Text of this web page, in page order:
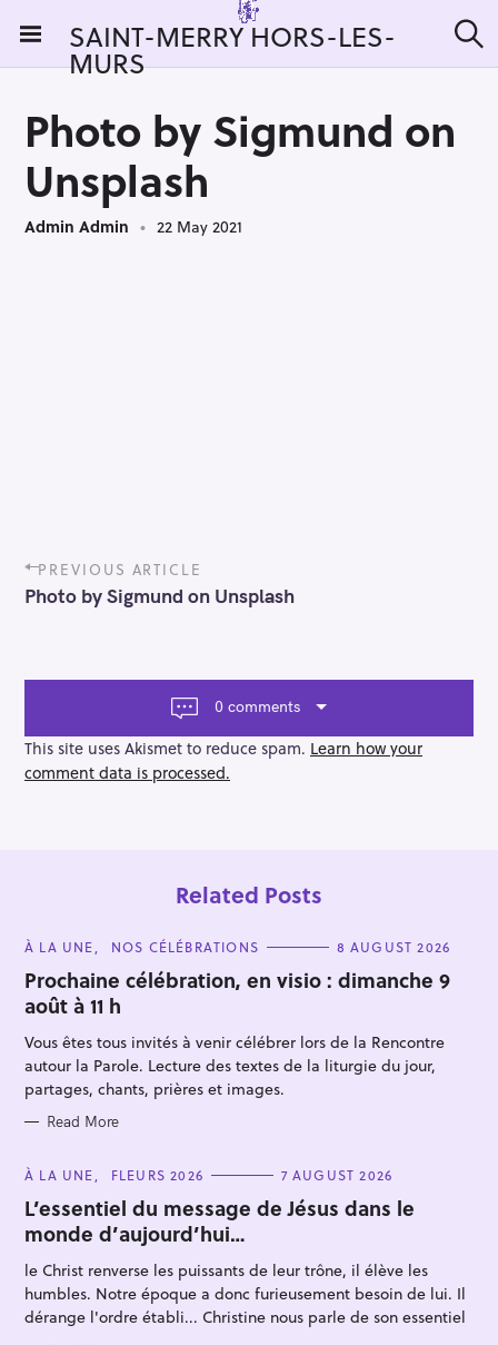
i
SAINT-MERRY HORS-LES-
MURS e
Photo by Sigmund on
Unsplash
Admin Admin 22 May 2021
P
o
s
a
g
a
t
PREVIOUS ARTICLE
Photo by Sigmund on Unsplash
0 comments
This site uses Akismet to reduce spam. Learn how your
comment data is processed.
Related Posts
C
T
E
G
O
R
I
E
S
À LA UNE NOS CÉLÉBRATIONS 8 AUGUST 2026
Prochaine célébration, en visio : dimanche 9
août à 11 h
Vous êtes tous invités à venir célébrer lors de la Rencontre
autour la Parole. Lecture des textes de la liturgie du jour,
partages, chants, prières et images.
Read More
C
T
E
G
O
R
I
E
S
À LA UNE FLEURS 2026 7 AUGUST 2026
L’essentiel du message de Jésus dans le
monde d’aujourd’hui…
le Christ renverse les puissants de leur trône, il élève les
humbles. Notre époque a donc furieusement besoin de lui. Il
dérange l'ordre établi... Christine nous parle de son essentiel
S
e
a
r
c
h